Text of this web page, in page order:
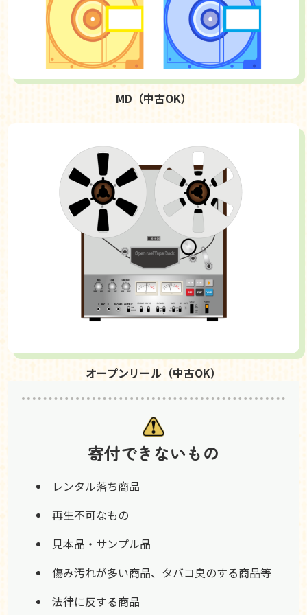
MD（中古OK）
オープンリール（中古OK）
寄付できないもの
レンタル落ち商品
再生不可なもの
見本品・サンプル品
傷み汚れが多い商品、タバコ臭のする商品等
法律に反する商品